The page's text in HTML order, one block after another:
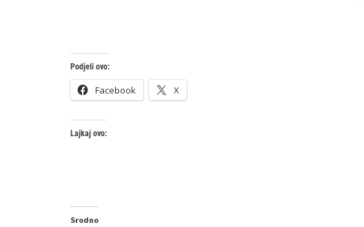
Podjeli ovo:
Facebook X
Lajkaj ovo:
Srodno